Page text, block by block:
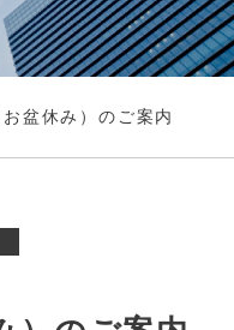
盆休み）のご案内